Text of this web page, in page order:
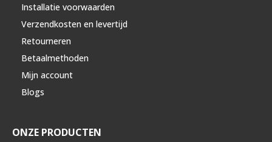
Installatie voorwaarden
Verzendkosten en levertijd
Retourneren
Betaalmethoden
Mijn account
Blogs
ONZE PRODUCTEN